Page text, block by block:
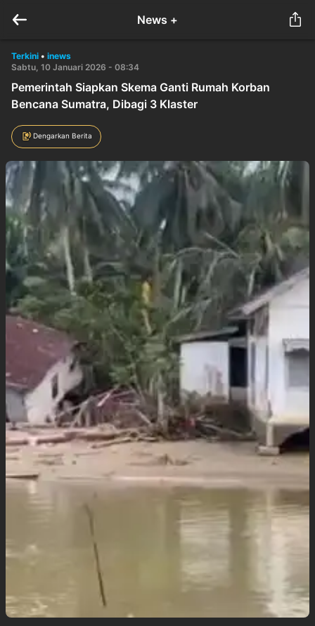
News +
Terkini • inews
Sabtu, 10 Januari 2026 - 08:34
Pemerintah Siapkan Skema Ganti Rumah Korban
Bencana Sumatra, Dibagi 3 Klaster
Dengarkan Berita